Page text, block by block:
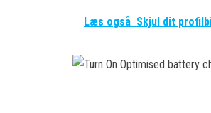
Læs også Skjul dit